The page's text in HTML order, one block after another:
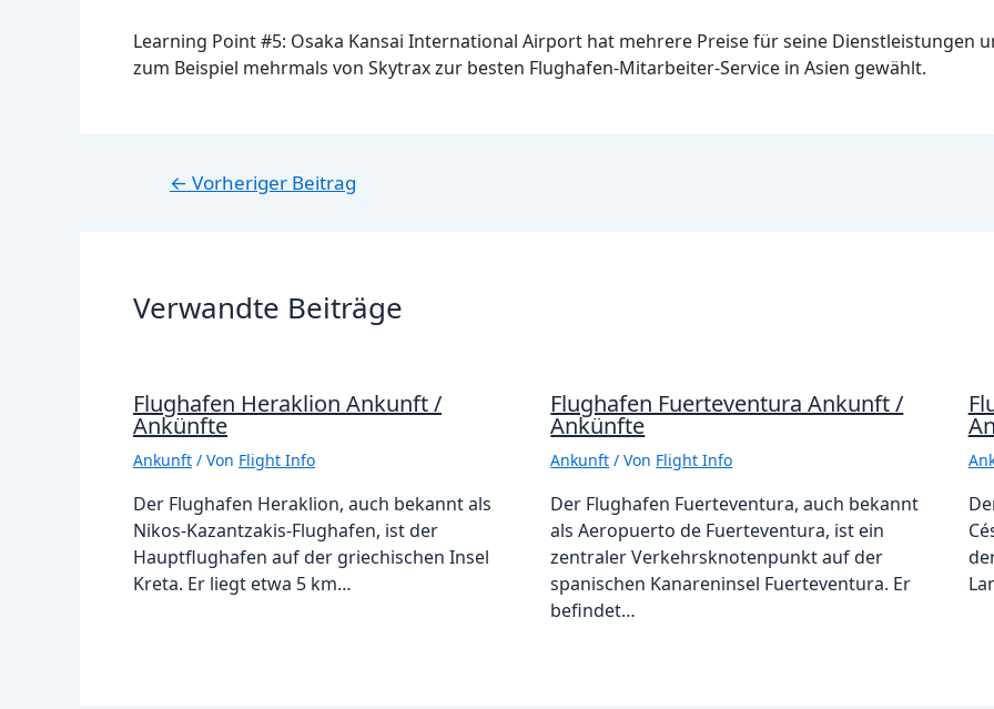
Learning Point #5: Osaka Kansai International Airport hat mehrere Preise für seine Dienstleistungen
zum Beispiel mehrmals von Skytrax zur besten Flughafen-Mitarbeiter-Service in Asien gewählt.
Beitragsnavigation
← Vorheriger Beitrag
Verwandte Beiträge
Flughafen Heraklion Ankunft /
Ankünfte
Ankunft / Von Flight Info
Der Flughafen Heraklion, auch bekannt als
Nikos-Kazantzakis-Flughafen, ist der
Hauptflughafen auf der griechischen Insel
Kreta. Er liegt etwa 5 km…
Flughafen Fuerteventura Ankunft /
Ankünfte
Ankunft / Von Flight Info
Der Flughafen Fuerteventura, auch bekannt
als Aeropuerto de Fuerteventura, ist ein
zentraler Verkehrsknotenpunkt auf der
spanischen Kanareninsel Fuerteventura. Er
befindet…